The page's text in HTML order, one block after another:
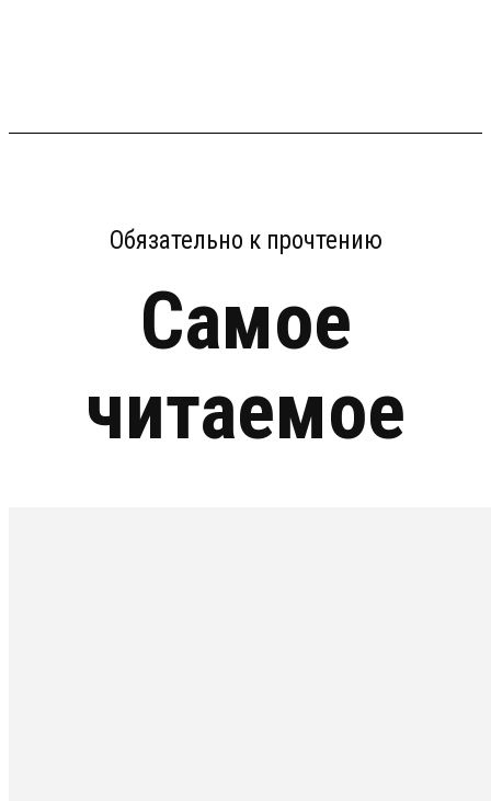
Обязательно к прочтению
Самое
читаемое